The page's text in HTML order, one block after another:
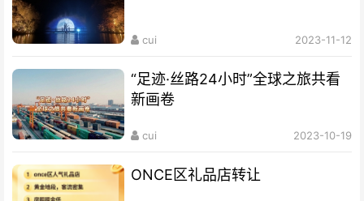
cui 2023-11-12
“足迹·丝路24小时”全球之旅共看
新画卷
cui 2023-10-19
ONCE区礼品店转让